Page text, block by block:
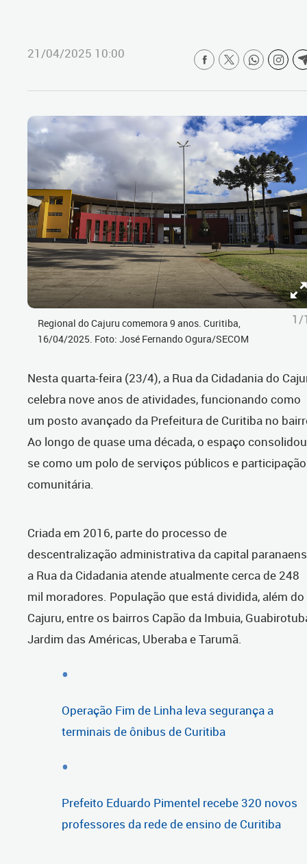
21/04/2025 10:00
Regional do Cajuru comemora 9 anos. Curitiba,
16/04/2025. Foto: José Fernando Ogura/SECOM
1/
Nesta quarta-feira (23/4), a Rua da Cidadania do
celebra nove anos de atividades, funcionando como
um posto avançado da Prefeitura de Curitiba no
Ao longo de quase uma década, o espaço
se como um polo de serviços públicos e participação
comunitária.
Criada em 2016, parte do processo de
descentralização administrativa da capital
a Rua da Cidadania atende atualmente cerca de 248
mil moradores. População que está dividida, além do
Cajuru, entre os bairros Capão da Imbuia,
Jardim das Américas, Uberaba e Tarumã. ​
Operação Fim de Linha leva segurança a
terminais de ônibus de Curitiba
Prefeito Eduardo Pimentel recebe 320 novos
professores da rede de ensino de Curitiba